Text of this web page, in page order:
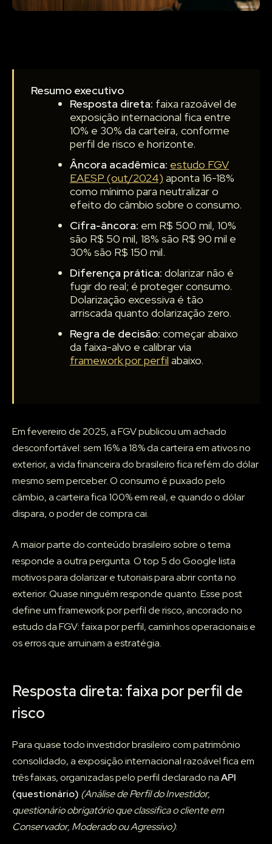
Resumo executivo
Resposta direta: faixa razoável de
exposição internacional fica entre
10% e 30% da carteira, conforme
perfil de risco e horizonte.
Âncora acadêmica: estudo FGV
EAESP (out/2024) aponta 16-18%
como mínimo para neutralizar o
efeito do câmbio sobre o consumo.
Cifra-âncora: em R$ 500 mil, 10%
são R$ 50 mil, 18% são R$ 90 mil e
30% são R$ 150 mil.
Diferença prática: dolarizar não é
fugir do real; é proteger consumo.
Dolarização excessiva é tão
arriscada quanto dolarização zero.
Regra de decisão: começar abaixo
da faixa-alvo e calibrar via
framework por perfil abaixo.
Em fevereiro de 2025, a FGV publicou um achado
desconfortável: sem 16% a 18% da carteira em ativos no
exterior, a vida financeira do brasileiro fica refém do dólar
mesmo sem perceber. O consumo é puxado pelo
câmbio, a carteira fica 100% em real, e quando o dólar
dispara, o poder de compra cai.
A maior parte do conteúdo brasileiro sobre o tema
responde a outra pergunta. O top 5 do Google lista
motivos para dolarizar e tutoriais para abrir conta no
exterior. Quase ninguém responde quanto. Esse post
define um framework por perfil de risco, ancorado no
estudo da FGV: faixa por perfil, caminhos operacionais e
os erros que arruinam a estratégia.
Resposta direta: faixa por perfil de
risco
Para quase todo investidor brasileiro com patrimônio
consolidado, a exposição internacional razoável fica em
três faixas, organizadas pelo perfil declarado naAPI
(questionário) (Análise de Perfil do Investidor,
questionário obrigatório que classifica o cliente em
Conservador, Moderado ou Agressivo):